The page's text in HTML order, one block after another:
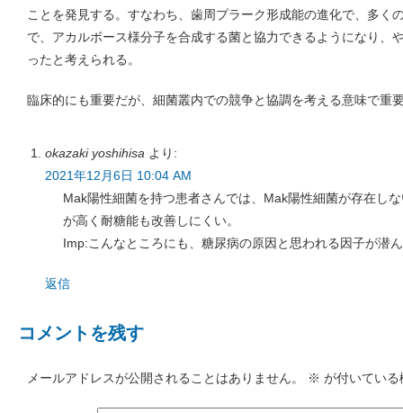
ことを発見する。すなわち、歯周プラーク形成能の進化で、多く
で、アカルボース様分子を合成する菌と協力できるようになり、
ったと考えられる。
臨床的にも重要だが、細菌叢内での競争と協調を考える意味で重
okazaki yoshihisa より:
2021年12月6日 10:04 AM
Mak陽性細菌を持つ患者さんでは、Mak陽性細菌が存在し
が高く耐糖能も改善しにくい。
Imp:こんなところにも、糖尿病の原因と思われる因子が潜
返信
コメントを残す
メールアドレスが公開されることはありません。 ※ が付いてい